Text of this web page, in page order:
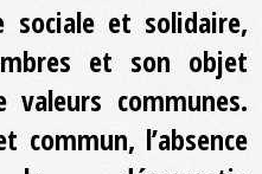
sociale et solidaire,
et son objet
valeurs communes.
commun, l’absence